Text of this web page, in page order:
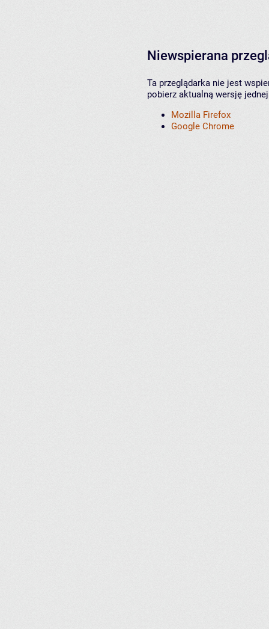
Niewspierana
Ta przeglądarka nie jest
pobierz aktualną wersję
Mozilla Firefox
Google Chrome